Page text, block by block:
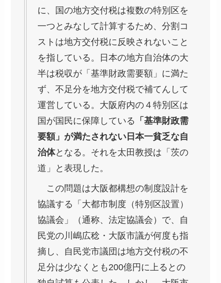
に、国の地方交付税は複数の特別区を
一つとみなして計算するため、分割コ
ストは地方交付税に反映されないこと
を指している。日本の地方自治体の大
半は税収が「基準財政需要額」に満た
ず、不足分を地方交付税で補てんして
運営している。大阪府内の４特別区は
国が国民に保障している 「基準財政需
要額」が満たされない日本一貧乏な自
治体となる。それを太田教授は「茨の
道」と表現した。
この問題は大阪都構想の制度設計を
協議する「大都市制度（特別区設置）
協議会」（通称、法定協議会）で、自
民党の川嶋広稔・大阪市議が何度も指
摘し、自民党市議団は地方交付税の不
足分は少なくとも200億円に上るとの